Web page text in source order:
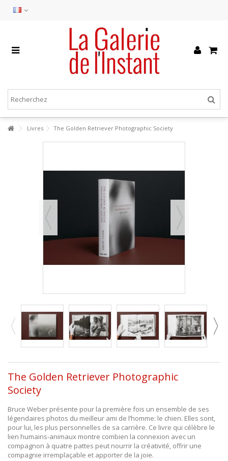
Livres The Golden Retriever Photographic Society
The Golden Retriever Photographic
Society
Bruce Weber présente pour la première fois un ensemble de ses
légendaires photos du meilleur ami de l’homme: le chien. Elles sont,
pour lui, les plus personnelles de sa carrière. Ce livre qui célèbre le
lien humains-animaux montre combien la connexion avec un
compagnon à quatre pattes peut nourrir la créativité, offrir une
compagnie irremplaçable et apporter de la joie.